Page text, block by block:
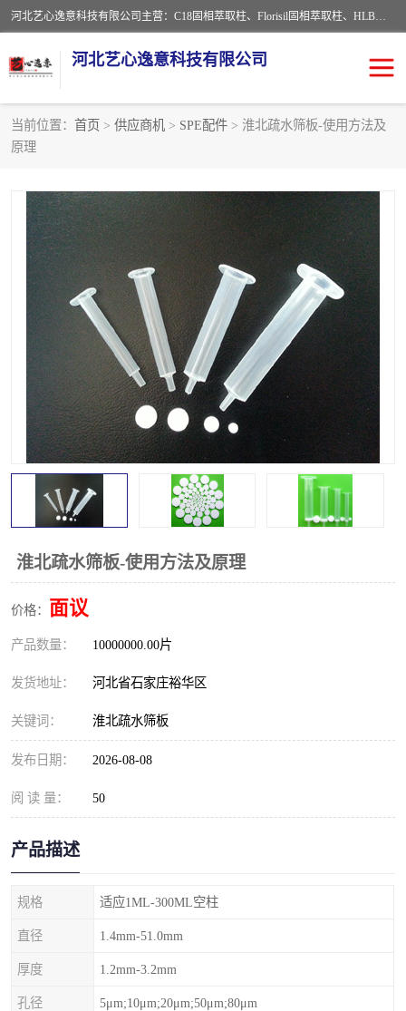
河北艺心逸意科技有限公司主营：C18固相萃取柱、Florisil固相萃取柱、HLB固相萃取柱、MCX固相萃取柱、QuEChERS、固相萃取空柱、针式过滤器 、固相萃取柱、黄曲霉毒素亲和柱。全国咨询热线：18630105913。河北艺心逸意科技有限公司接受来样定做，我们秉承着“顾客至上，锐意进取”的经营理念，坚持客户至上的原则为广大客户提供优质的服务，欢迎广大客户惠顾！免费咨询！
河北艺心逸意科技有限公司
当前位置： 首页 > 供应商机 > SPE配件 > 淮北疏水筛板-使用方法及
原理
淮北疏水筛板-使用方法及原理
价格： 面议
产品数量： 10000000.00片
发货地址： 河北省石家庄裕华区
关键词： 淮北疏水筛板
发布日期： 2026-08-08
阅 读 量： 50
产品描述
规格 适应1ML-300ML空柱
直径 1.4mm-51.0mm
厚度 1.2mm-3.2mm
孔径 5μm;10μm;20μm;50μm;80μm
固相萃取柱
离子色谱预处理柱 免疫亲和柱
QuEChERS SPE填料
ELISA试剂盒 过滤器/滤膜
多功能净化柱 SPE配件
萃取装置 96孔板